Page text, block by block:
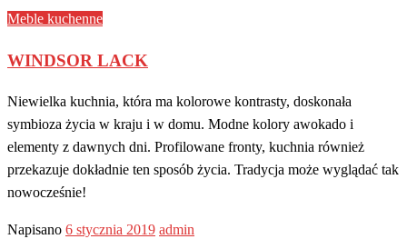
Meble kuchenne
WINDSOR LACK
Niewielka kuchnia, która ma kolorowe kontrasty, doskonała
symbioza życia w kraju i w domu. Modne kolory awokado i
elementy z dawnych dni. Profilowane fronty, kuchnia również
przekazuje dokładnie ten sposób życia. Tradycja może wyglądać tak
nowocześnie!
Napisano 6 stycznia 2019 admin